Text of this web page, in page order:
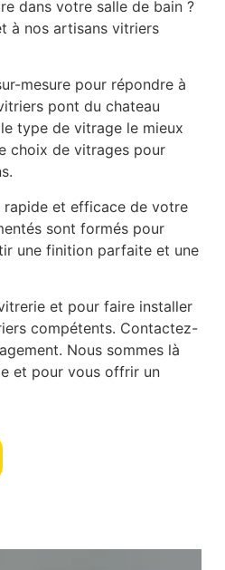
dans votre salle de bain ?
à nos artisans vitriers
mesure pour répondre à
pont du chateau
type de vitrage le mieux
choix de vitrages pour
rapide et efficace de votre
sont formés pour
une finition parfaite et une
et pour faire installer
compétents. Contactez-
Nous sommes là
et pour vous offrir un